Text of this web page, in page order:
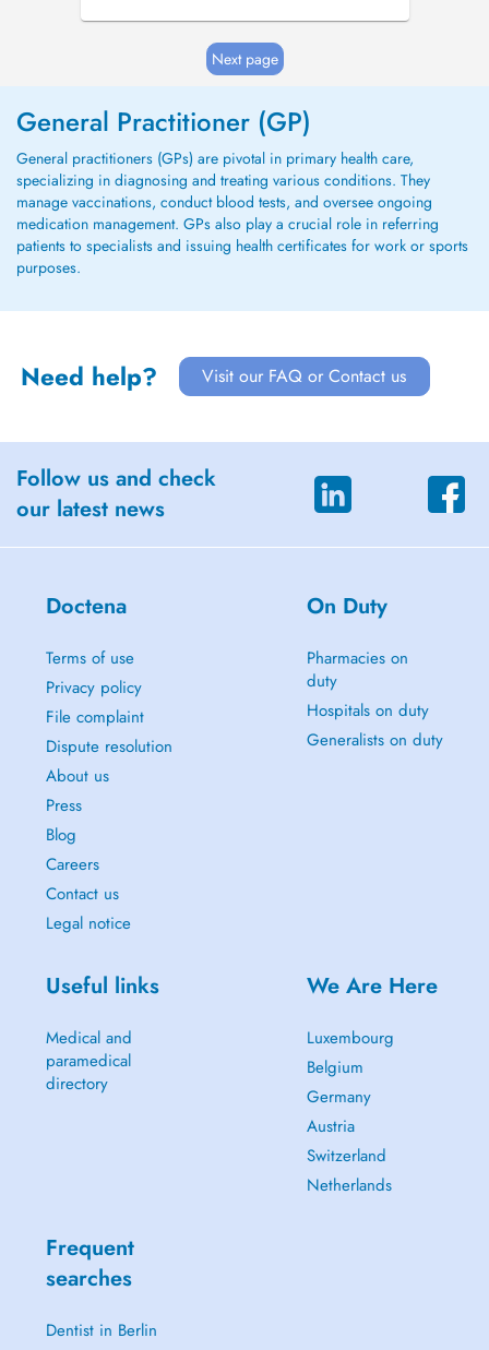
Next page
General Practitioner (GP)
General practitioners (GPs) are pivotal in primary health care,
specializing in diagnosing and treating various conditions. They
manage vaccinations, conduct blood tests, and oversee ongoing
medication management. GPs also play a crucial role in referring
patients to specialists and issuing health certificates for work or sports
purposes.
Need help? Visit our FAQ or Contact us
Follow us and check
our latest news
Doctena
Terms of use
Privacy policy
File complaint
Dispute resolution
About us
Press
Blog
Careers
Contact us
Legal notice
On Duty
Pharmacies on
duty
Hospitals on duty
Generalists on duty
Useful links
Medical and
paramedical
directory
We Are Here
Luxembourg
Belgium
Germany
Austria
Switzerland
Netherlands
Frequent
searches
Dentist in Berlin